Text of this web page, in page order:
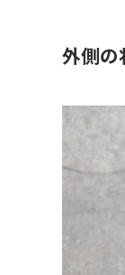
外側の